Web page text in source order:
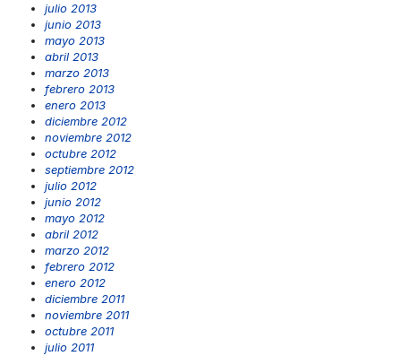
julio 2013
junio 2013
mayo 2013
abril 2013
marzo 2013
febrero 2013
enero 2013
diciembre 2012
noviembre 2012
octubre 2012
septiembre 2012
julio 2012
junio 2012
mayo 2012
abril 2012
marzo 2012
febrero 2012
enero 2012
diciembre 2011
noviembre 2011
octubre 2011
julio 2011